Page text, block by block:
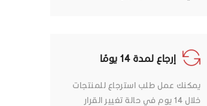
إرجاع لمدة 14 يومًا
يمكنك عمل طلب استرجاع للمنتجات
خلال 14 يوم في حالة تغيير القرار